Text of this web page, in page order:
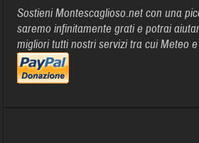
Sostieni Montescaglioso.net con una
saremo infinitamente grati e potrai
migliori tutti nostri servizi tra cui Meteo